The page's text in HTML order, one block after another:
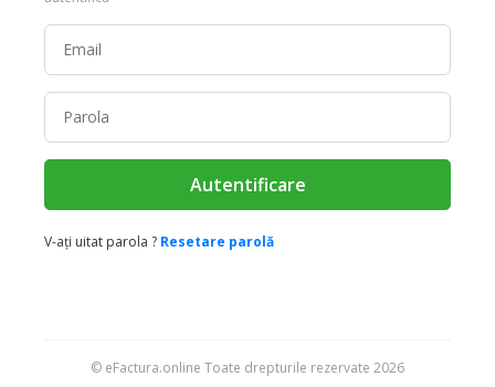
Autentificare
V-ați uitat parola ? Resetare parolă
© eFactura.online Toate drepturile rezervate 2026